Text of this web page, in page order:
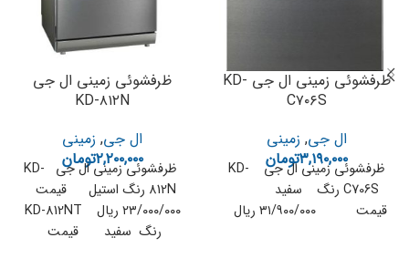
ظرفشوئی زمینی ال جی KD-
C۷۰۶S
ال جی, زمینی
۳,۱۹۰,۰۰۰تومان
ظرفشوئی زمینی ال جی KD-
C706S رنگ سفید
قیمت ۳۱/۹۰۰/۰۰۰ ریال
ظرفشوئی زمینی ال جی
KD-۸۱۲N
ال جی, زمینی
۲,۲۰۰,۰۰۰تومان
ظرفشوئی زمینی ال جی KD-
812N رنگ استیل قیمت
۲۳/۰۰۰/۰۰۰ ریال KD-812NT
رنگ سفید قیمت